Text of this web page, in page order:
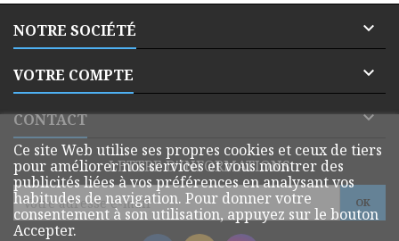
NOTRE SOCIÉTÉ 
VOTRE COMPTE 
CONTACT 
Ce site Web utilise ses propres cookies et ceux de tiers
pour améliorer nos services et vous montrer des
publicités liées à vos préférences en analysant vos
habitudes de navigation. Pour donner votre
consentement à son utilisation, appuyez sur le bouton
Accepter.
LETTRE D'INFORMATIONS